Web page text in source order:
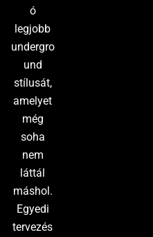
ó
legjobb
undergro
und
stílusát,
amelyet
még
soha
nem
láttál
máshol.
Egyedi
tervezés